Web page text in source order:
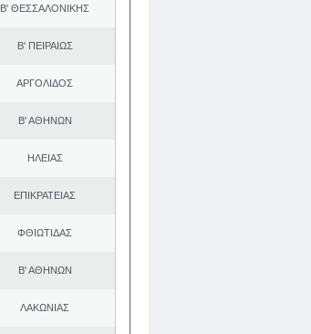
Β' ΘΕΣΣΑΛΟΝΙΚΗΣ
Β' ΠΕΙΡΑΙΩΣ
ΑΡΓΟΛΙΔΟΣ
Β' ΑΘΗΝΩΝ
ΗΛΕΙΑΣ
ΕΠΙΚΡΑΤΕΙΑΣ
ΦΘΙΩΤΙΔΑΣ
Β' ΑΘΗΝΩΝ
ΛΑΚΩΝΙΑΣ